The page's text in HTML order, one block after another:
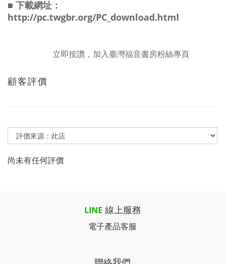
■ 下載網址：
http://pc.twgbr.org/PC_download.html
立即按讚，加入臺灣福音書房粉絲專頁
顧客評價
尚未有任何評價
LINE 線上服務
電子產品客服